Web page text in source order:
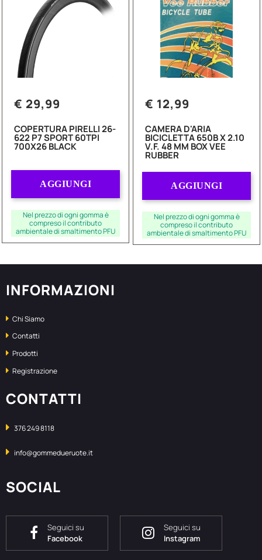
€ 29,99
COPERTURA PIRELLI 26-
622 P7 SPORT 60TPI
700X26 BLACK
AGGIUNGI
Nel prezzo di ogni gomma è
compreso il contributo
ambientale di smaltimento PFU
€ 12,99
CAMERA D'ARIA
BICICLETTA 650B X 2.10
V.F. 48 MM BOX VEE
RUBBER
AGGIUNGI
Nel prezzo di ogni gomma è
compreso il contributo
ambientale di smaltimento PFU
INFORMAZIONI
Chi Siamo
Contatti
Prodotti
Registrazione
CONTATTI
376 249 8118
info@gommedueruote.it
SOCIAL
Seguici su
Facebook
Seguici su
Instagram